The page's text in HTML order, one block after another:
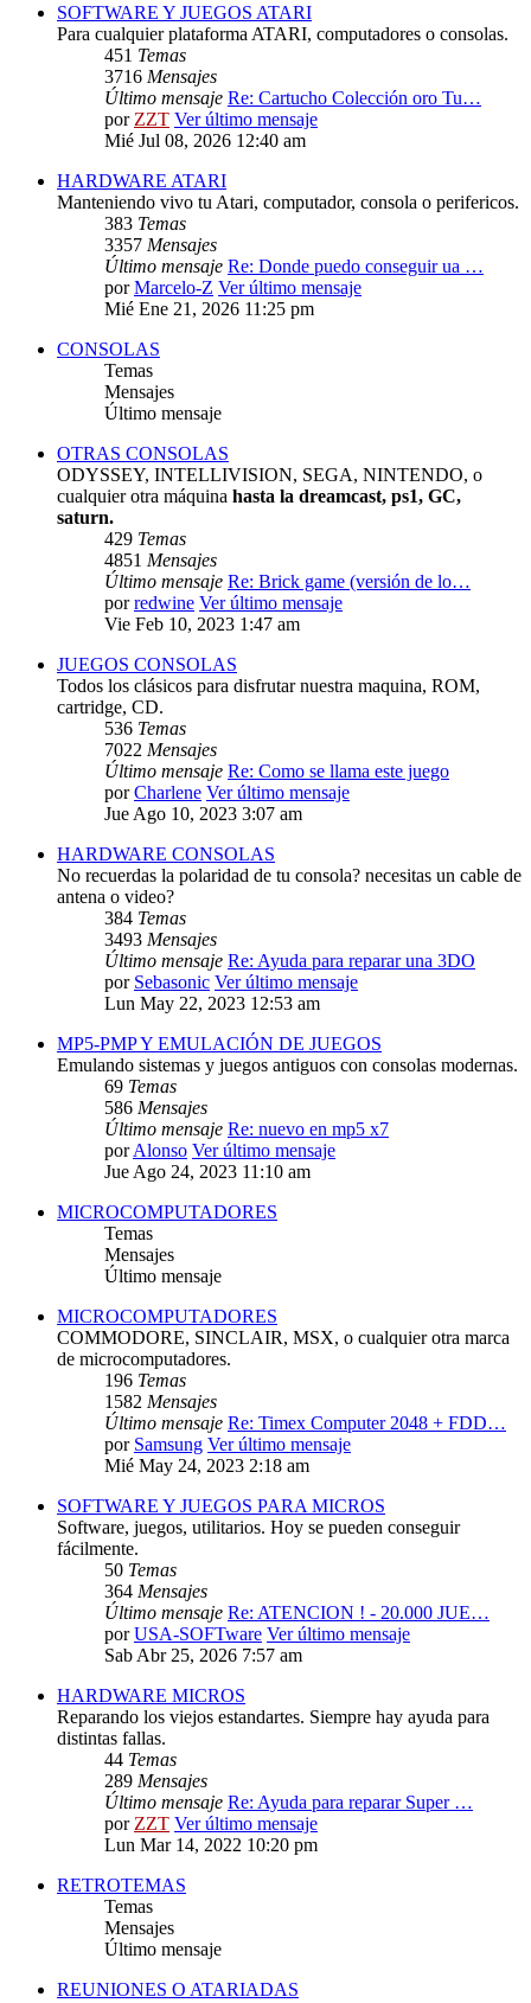
SOFTWARE Y JUEGOS ATARI
Para cualquier plataforma ATARI, computadores o consolas.
451 Temas
3716 Mensajes
Último mensaje Re: Cartucho Colección oro Tu…
porZZT Ver último mensaje
Mié Jul 08, 2026 12:40 am
HARDWARE ATARI
Manteniendo vivo tu Atari, computador, consola o perifericos.
383 Temas
3357 Mensajes
Último mensaje Re: Donde puedo conseguir ua …
porMarcelo-Z Ver último mensaje
Mié Ene 21, 2026 11:25 pm
CONSOLAS
Temas
Mensajes
Último mensaje
OTRAS CONSOLAS
ODYSSEY, INTELLIVISION, SEGA, NINTENDO, o
cualquier otra máquina hasta la dreamcast, ps1, GC,
saturn.
429 Temas
4851 Mensajes
Último mensaje Re: Brick game (versión de lo…
porredwine Ver último mensaje
Vie Feb 10, 2023 1:47 am
JUEGOS CONSOLAS
Todos los clásicos para disfrutar nuestra maquina, ROM,
cartridge, CD.
536 Temas
7022 Mensajes
Último mensaje Re: Como se llama este juego
porCharlene Ver último mensaje
Jue Ago 10, 2023 3:07 am
HARDWARE CONSOLAS
No recuerdas la polaridad de tu consola? necesitas un cable de
antena o video?
384 Temas
3493 Mensajes
Último mensaje Re: Ayuda para reparar una 3DO
por Sebasonic Ver último mensaje
Lun May 22, 2023 12:53 am
MP5-PMP Y EMULACIÓN DE JUEGOS
Emulando sistemas y juegos antiguos con consolas modernas.
69 Temas
586 Mensajes
Último mensaje Re: nuevo en mp5 x7
porAlonso Ver último mensaje
Jue Ago 24, 2023 11:10 am
MICROCOMPUTADORES
Temas
Mensajes
Último mensaje
MICROCOMPUTADORES
COMMODORE, SINCLAIR, MSX, o cualquier otra marca
de microcomputadores.
196 Temas
1582 Mensajes
Último mensaje Re: Timex Computer 2048 + FDD…
por Samsung Ver último mensaje
Mié May 24, 2023 2:18 am
SOFTWARE Y JUEGOS PARA MICROS
Software, juegos, utilitarios. Hoy se pueden conseguir
fácilmente.
50 Temas
364 Mensajes
Último mensaje Re: ATENCION ! - 20.000 JUE…
porUSA-SOFTware Ver último mensaje
Sab Abr 25, 2026 7:57 am
HARDWARE MICROS
Reparando los viejos estandartes. Siempre hay ayuda para
distintas fallas.
44 Temas
289 Mensajes
Último mensaje Re: Ayuda para reparar Super …
porZZT Ver último mensaje
Lun Mar 14, 2022 10:20 pm
RETROTEMAS
Temas
Mensajes
Último mensaje
REUNIONES O ATARIADAS